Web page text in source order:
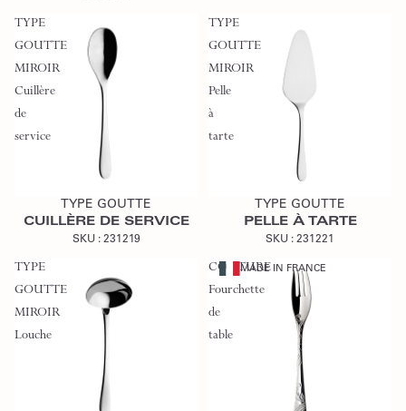
TYPE
GOUTTE
MIROIR
Cuillère
de
service
Ajouter au devis
TYPE GOUTTE
CUILLÈRE DE SERVICE
SKU : 231219
TYPE
GOUTTE
MIROIR
Pelle
à
tarte
Ajouter au devis
TYPE GOUTTE
PELLE À TARTE
SKU : 231221
TYPE
GOUTTE
MIROIR
Louche
COUTURE
Fourchette
de
table
MADE IN FRANCE